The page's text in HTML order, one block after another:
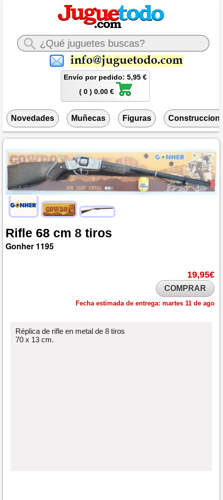
Envío por pedido: 5,95 €
( 0 ) 0.00 €
Novedades Muñecas Figuras
Rifle 68 cm 8 tiros
Gonher 1195
19,95€
COMPRAR
Fecha estimada de entrega: martes 11 de ago
Réplica de rifle en metal de 8 tiros
70 x 13 cm.